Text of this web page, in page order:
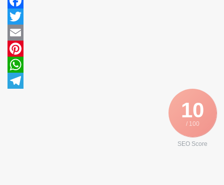
Facebook
Twitter
Email
Pinterest
WhatsApp
10
/ 100
SEO Score